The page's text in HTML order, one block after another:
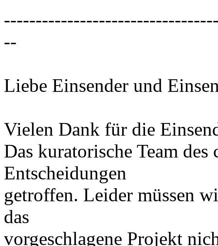
--
Liebe Einsender und
Vielen Dank für die
Das kuratorische Team
Entscheidungen
getroffen. Leider müssen
das
vorgeschlagene Projekt